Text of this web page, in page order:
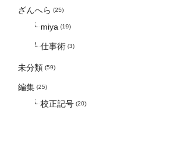
ざんへら (25)
miya (19)
仕事術 (3)
未分類 (59)
編集 (25)
校正記号 (20)